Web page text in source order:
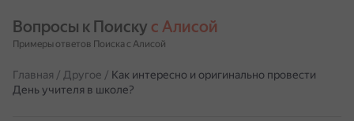
Вопросы к Поиску с Алисой
Примеры ответов Поиска с Алисой
Главная / Другое / Как интересно и оригинально провести
День учителя в школе?